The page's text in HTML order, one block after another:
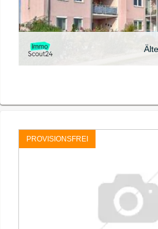
PROVISIONSFREI